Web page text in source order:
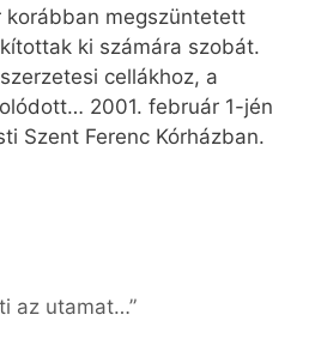
korábban megszüntetett
ki számára szobát.
cellákhoz, a
2001. február 1-jén
Szent Ferenc Kórházban.
az utamat…”